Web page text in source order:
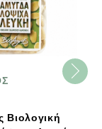
Υγρό